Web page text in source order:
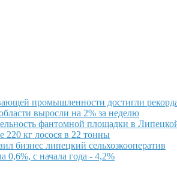
промышленности достигли
выросли на 2% за неделю
фантомной площадки в
220 кг лосося в 22 тонны
бизнес липецкий сельхозкооператив
с начала года - 4,2%